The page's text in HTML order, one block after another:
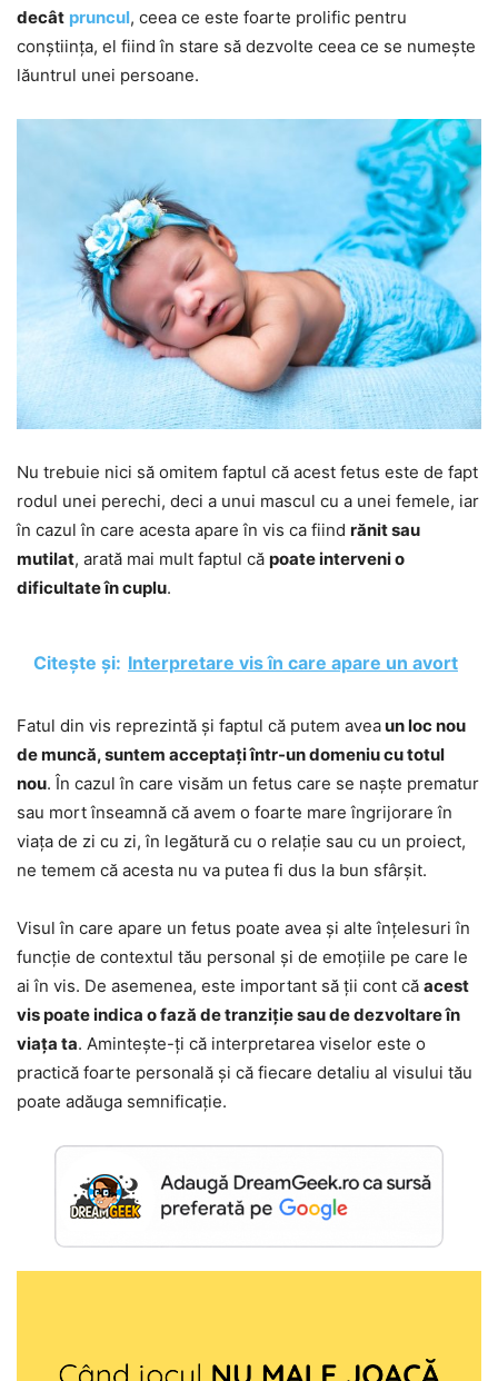
decât pruncul, ceea ce este foarte prolific pentru
conștiința, el fiind în stare să dezvolte ceea ce se numește
lăuntrul unei persoane.
Nu trebuie nici să omitem faptul că acest fetus este de fapt
rodul unei perechi, deci a unui mascul cu a unei femele, iar
în cazul în care acesta apare în vis ca fiind rănit sau
mutilat, arată mai mult faptul că poate interveni o
dificultate în cuplu.
Citește și: Interpretare vis în care apare un avort
Fatul din vis reprezintă și faptul că putem aveaun loc nou
de muncă, suntem acceptați într-un domeniu cu totul
nou. În cazul în care visăm un fetus care se naște prematur
sau mort înseamnă că avem o foarte mare îngrijorare în
viața de zi cu zi, în legătură cu o relație sau cu un proiect,
ne temem că acesta nu va putea fi dus la bun sfârșit.
Visul în care apare un fetus poate avea și alte înțelesuri în
funcție de contextul tău personal și de emoțiile pe care le
ai în vis. De asemenea, este important să ții cont că acest
vis poate indica o fază de tranziție sau de dezvoltare în
viața ta. Amintește-ți că interpretarea viselor este o
practică foarte personală și că fiecare detaliu al visului tău
poate adăuga semnificație.